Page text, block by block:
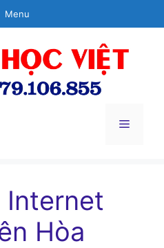
Menu
Menu
Internet
Hòa